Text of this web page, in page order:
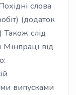
слова
(додаток
слід
від
випусками